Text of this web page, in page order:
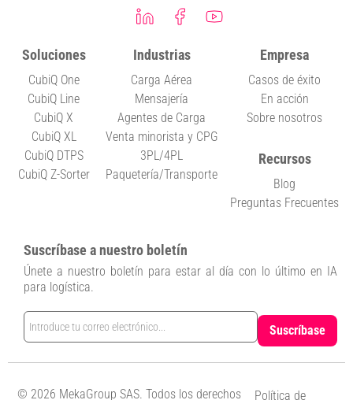
Soluciones
CubiQ One
CubiQ Line
CubiQ X
CubiQ XL
CubiQ DTPS
CubiQ Z-Sorter
Industrias
Carga Aérea
Mensajería
Agentes de Carga
Venta minorista y CPG
3PL/4PL
Paquetería/Transporte
Empresa
Casos de éxito
En acción
Sobre nosotros
Recursos
Blog
Preguntas Frecuentes
Suscríbase a nuestro boletín
Únete a nuestro boletín para estar al día con lo último en IA
para logística.
© 2026 MekaGroup SAS. Todos los derechos Política de